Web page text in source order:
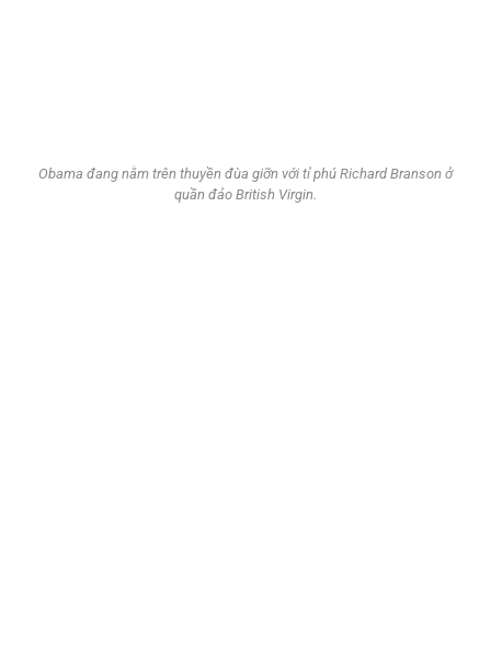
Obama đang nằm trên thuyền đùa giỡn với tỉ phú Richard Branson ở
quần đảo British Virgin.